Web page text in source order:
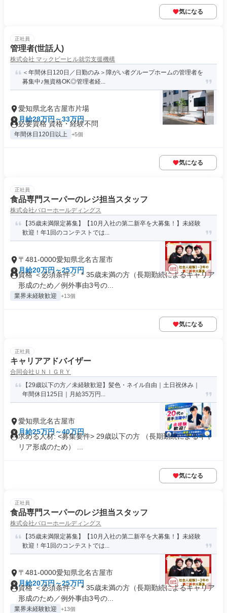
気になる
正社員
管理者(世話人)
株式会社 マックビーヒル就労支援機構
＜年間休日120日／日勤のみ＞障がい者グループホームの管理者を
募集中♪無資格OK◎管理者経...
愛知県北名古屋市片場
月給28万円～33万円
必要資格 資格・経験不問
年間休日120日以上 +5個
気になる
正社員
食品専門スーパーのレジ担当スタッフ
株式会社バローホールディングス
【35歳未満限定募集】【10月入社の第二新卒を大募集！】未経験
歓迎！年1回のコンテストでは...
〒481-0000愛知県北名古屋市
月給20万円～25万円
資格 ＜必須条件＞ ＊35歳未満の方（長期勤続によるキャリア
形成のため／例外事由3号の...
業界未経験歓迎 +13個
気になる
正社員
キャリアアドバイザー
合同会社ＵＮＩＧＲＹ
【29歳以下の方／未経験歓迎】髪色・ネイル自由｜土日祝休み｜
年間休日125日｜月給35万円...
愛知県北名古屋市
月給25万円～40万円
求める人材: <募集要件> 29歳以下の方 （長期勤続によるキャ
リア形成のため） ...
気になる
正社員
食品専門スーパーのレジ担当スタッフ
株式会社バローホールディングス
【35歳未満限定募集】【10月入社の第二新卒を大募集！】未経験
歓迎！年1回のコンテストでは...
〒481-0000愛知県北名古屋市
月給20万円～25万円
資格 ＜必須条件＞ ＊35歳未満の方（長期勤続によるキャリア
形成のため／例外事由3号の...
業界未経験歓迎 +13個